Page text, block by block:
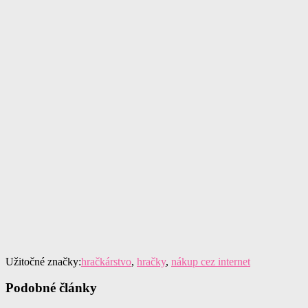
Užitočné značky:hračkárstvo, hračky, nákup cez internet
Podobné články